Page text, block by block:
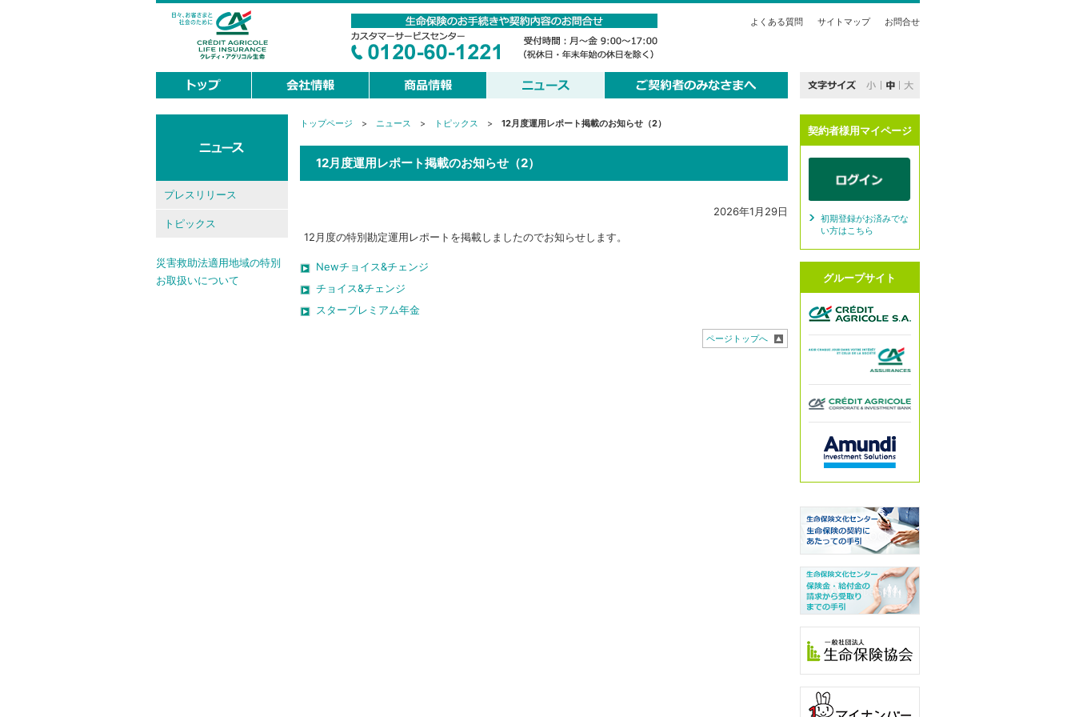
よくある質問 サイトマップ お問合せ
現
トップページ > ニュース > トピックス > 12月度運用レポート掲載のお知らせ（2）
12月度運用レポート掲載のお知らせ（2）
2026年1月29日
12月度の特別勘定運用レポートを掲載しましたのでお知らせします。
Newチョイス&チェンジ
チョイス&チェンジ
スタープレミアム年金
ページトップへ
プレスリリース
トピックス
災害救助法適用地域の特別
お取扱いについて
契約者様用マイページ
初期登録がお済みでな
い方はこちら
グループサイト